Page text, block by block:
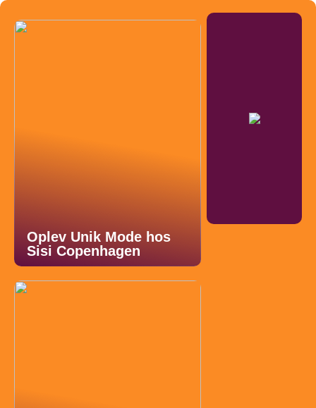
Oplev Unik Mode hos
Sisi Copenhagen